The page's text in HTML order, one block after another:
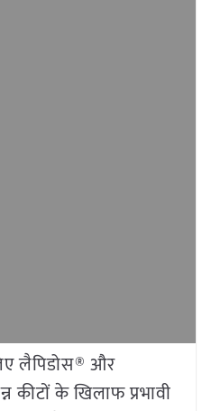
लैपिडोस® और
कीटों के खिलाफ प्रभावी